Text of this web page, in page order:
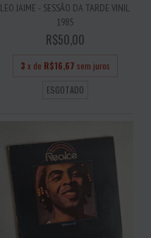
LEO JAIME - SESSÃO DA TARDE VINIL
1985
R$50,00
3 x de R$16,67 sem juros
ESGOTADO